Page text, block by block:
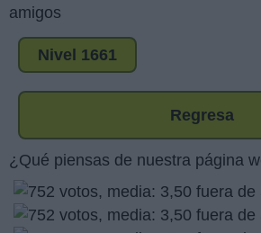
amigos
Nivel 1661
Regresa
¿Qué piensas de nuestra página